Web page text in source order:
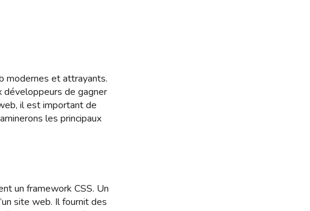
modernes et attrayants.
de gagner
il est important de
les principaux
un framework CSS. Un
site web. Il fournit des